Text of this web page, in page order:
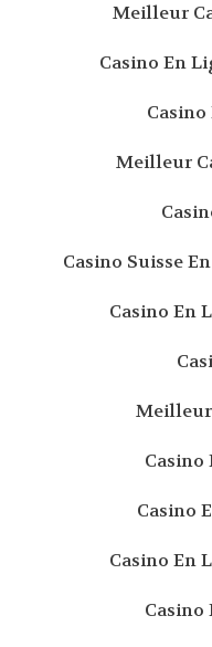
Meilleur
Casino En
Meilleur
Casino Suisse
Casino En
Meilleur
Casino
Casino
Casino En
Casino